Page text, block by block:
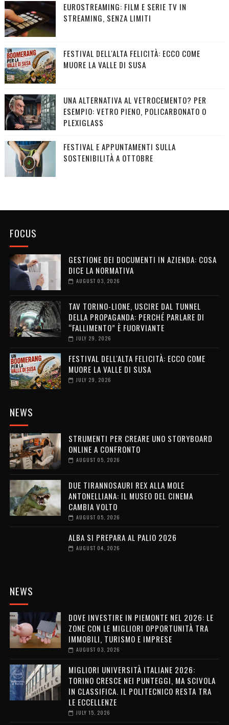
EUROSTREAMING: FILM E SERIE TV IN
STREAMING, SENZA LIMITI
FESTIVAL DELL'ALTA FELICITÀ: ECCO COME
MUORE LA VALLE DI SUSA
UNA ALTERNATIVA AL VETROCEMENTO? PER
ESEMPIO: VETRO PIENO, POLICARBONATO O
PLEXIGLASS
FESTIVAL E APPUNTAMENTI SULLA
SOSTENIBILITÀ A OTTOBRE
FOCUS
GESTIONE DEI DOCUMENTI IN AZIENDA: COSA
DICE LA NORMATIVA
AUGUST 03, 2026
TAV TORINO-LIONE, USCIRE DAL TUNNEL
DELLA PROPAGANDA: PERCHÉ PARLARE DI
“FALLIMENTO” È FUORVIANTE
JULY 29, 2026
FESTIVAL DELL'ALTA FELICITÀ: ECCO COME
MUORE LA VALLE DI SUSA
JULY 29, 2026
NEWS
STRUMENTI PER CREARE UNO STORYBOARD
ONLINE A CONFRONTO
AUGUST 05, 2026
DUE TIRANNOSAURI REX ALLA MOLE
ANTONELLIANA: IL MUSEO DEL CINEMA
CAMBIA VOLTO
AUGUST 05, 2026
ALBA SI PREPARA AL PALIO 2026
AUGUST 04, 2026
NEWS
DOVE INVESTIRE IN PIEMONTE NEL 2026: LE
ZONE CON LE MIGLIORI OPPORTUNITÀ TRA
IMMOBILI, TURISMO E IMPRESE
AUGUST 03, 2026
MIGLIORI UNIVERSITÀ ITALIANE 2026:
TORINO CRESCE NEI PUNTEGGI, MA SCIVOLA
IN CLASSIFICA. IL POLITECNICO RESTA TRA
LE ECCELLENZE
JULY 15, 2026